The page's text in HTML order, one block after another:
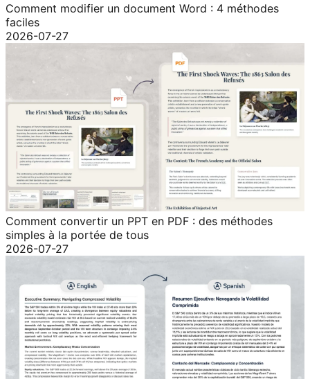
Comment modifier un document Word : 4 méthodes
faciles
2026-07-27
Comment convertir un PPT en PDF : des méthodes
simples à la portée de tous
2026-07-27